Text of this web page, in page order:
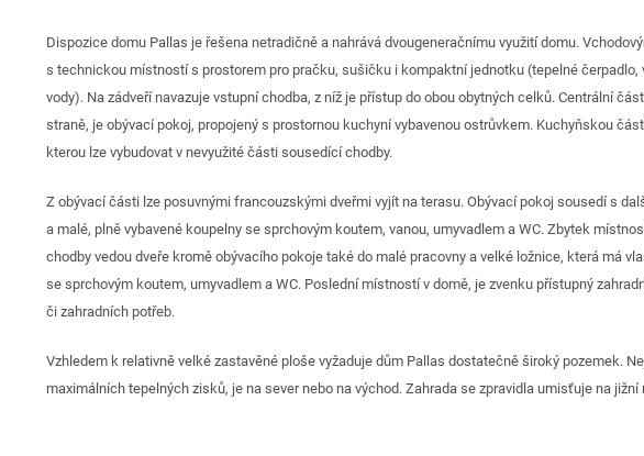
Dispozice domu Pallas je řešena netradičně a nahrává dvougeneračnímu využití domu.
s technickou místností s prostorem pro pračku, sušičku i kompaktní jednotku (tepelné
vody). Na zádveří navazuje vstupní chodba, z níž je přístup do obou obytných celků. Centrální
straně, je obývací pokoj, propojený s prostornou kuchyní vybavenou ostrůvkem. Kuchyňskou
kterou lze vybudovat v nevyužité části sousedící chodby.
Z obývací části lze posuvnými francouzskými dveřmi vyjít na terasu. Obývací pokoj sousedí s
a malé, plně vybavené koupelny se sprchovým koutem, vanou, umyvadlem a WC. Zbytek
chodby vedou dveře kromě obývacího pokoje také do malé pracovny a velké ložnice, která má
se sprchovým koutem, umyvadlem a WC. Poslední místností v domě, je zvenku přístupný
či zahradních potřeb.
Vzhledem k relativně velké zastavěné ploše vyžaduje dům Pallas dostatečně široký pozemek.
maximálních tepelných zisků, je na sever nebo na východ. Zahrada se zpravidla umisťuje na